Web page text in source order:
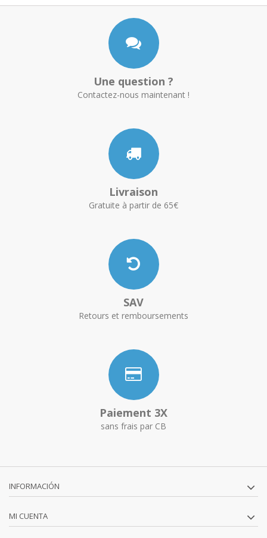
Une question ?
Contactez-nous maintenant !
Livraison
Gratuite à partir de 65€
SAV
Retours et remboursements
Paiement 3X
sans frais par CB
INFORMACIÓN
MI CUENTA